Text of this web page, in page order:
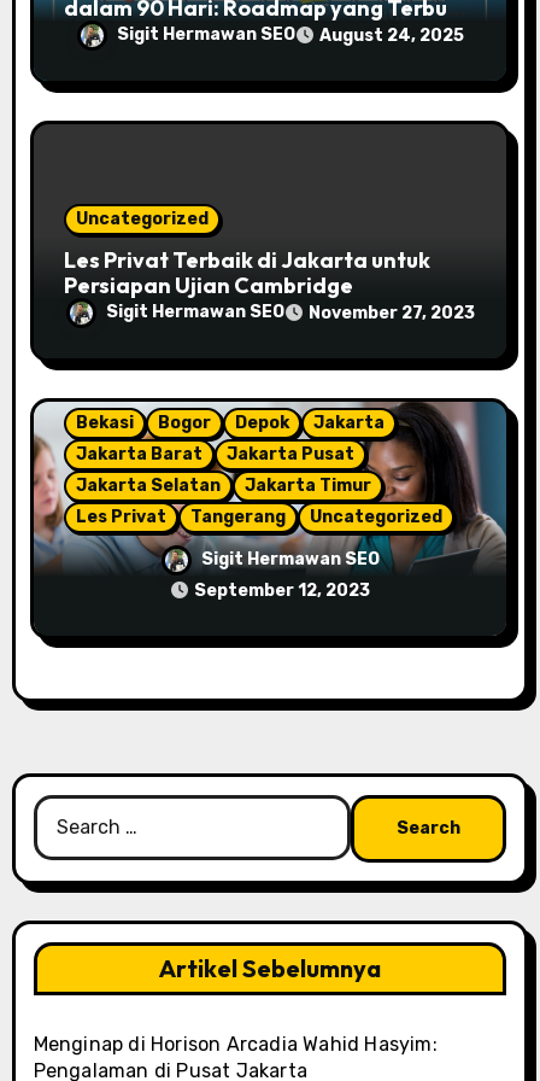
dalam 90 Hari: Roadmap yang Terbukti
dari Sigit Hermawan
Sigit Hermawan SEO August 24, 2025
Uncategorized
Les Privat Terbaik di Jakarta untuk
Persiapan Ujian Cambridge
Sigit Hermawan SEO November 27, 2023
Bekasi Bogor Depok
Jakarta
Jakarta Barat
Jakarta Pusat
Jakarta Selatan
Jakarta Timur
Les Privat
Tangerang Uncategorized
Manfaat Les Privat dalam
Memperdalam Pemahaman Konsep
Sigit Hermawan SEO
September 12, 2023
Search
for:
Artikel Sebelumnya
Menginap di Horison Arcadia Wahid Hasyim:
Pengalaman di Pusat Jakarta